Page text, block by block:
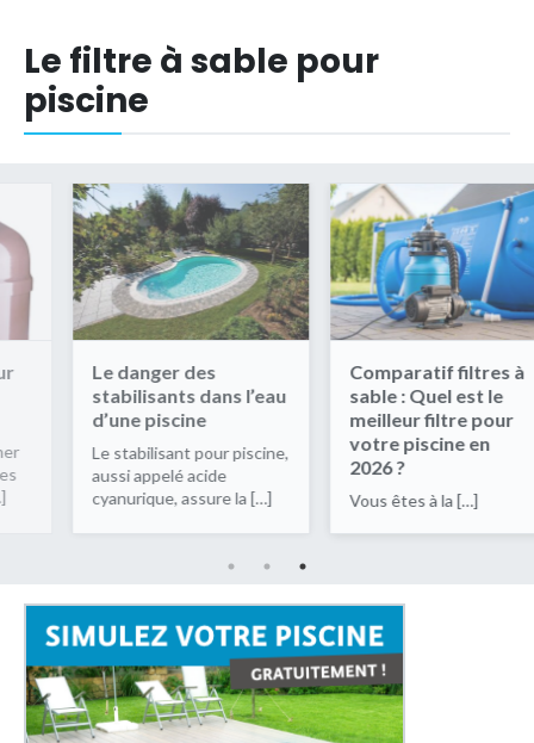
Le filtre à sable pour
piscine
dans l’eau
pour piscine,
la […]
Comparatif filtres à
sable : Quel est le
meilleur filtre pour
votre piscine en
2026 ?
Vous êtes à la […]
Le filtre à
piscine
Le filtre à
piscine
dans l'eau du